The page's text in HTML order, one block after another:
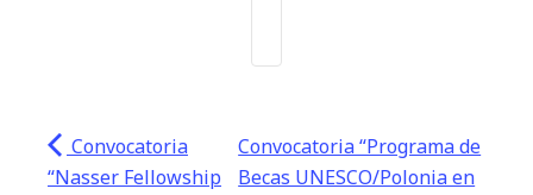
Convocatoria
“Nasser Fellowship
Convocatoria “Programa de
Becas UNESCO/Polonia en